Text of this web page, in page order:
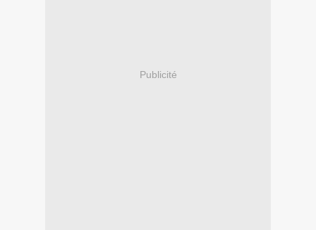
Publicité